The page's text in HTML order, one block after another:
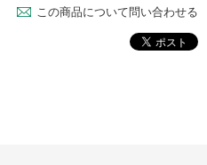
この商品について問い合わせる